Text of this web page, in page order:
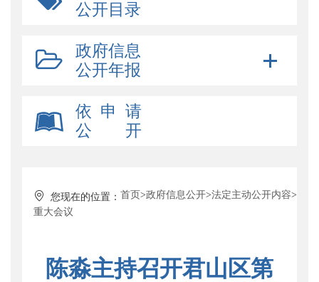
公开目录
政府信息
公开年报
依 申 请
公 开
您现在的位置： 首页>政府信息公开>法定主动公开内容>
重大会议
陈淼主持召开君山区第